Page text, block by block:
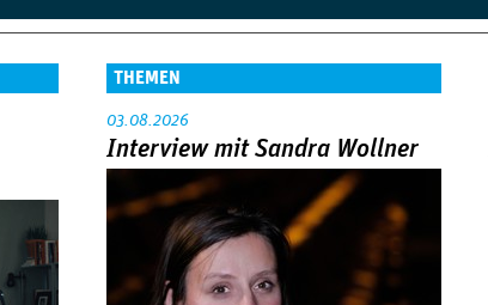
THEMEN
03.08.2026
Interview mit Sandra Wollner